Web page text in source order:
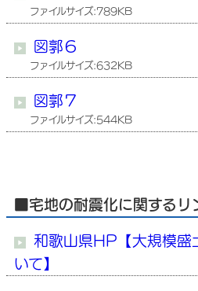
ファイルサイズ:789KB
図郭６
ファイルサイズ:632KB
図郭７
ファイルサイズ:544KB
■宅地の耐震化に関するリ
和歌山県HP【大規模盛
いて】